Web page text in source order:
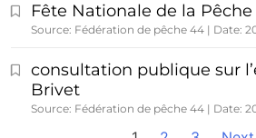
Fête Nationale de la
Source: Fédération de pêche 44 Date:
consultation publique sur
Brivet
Source: Fédération de pêche 44 Date: